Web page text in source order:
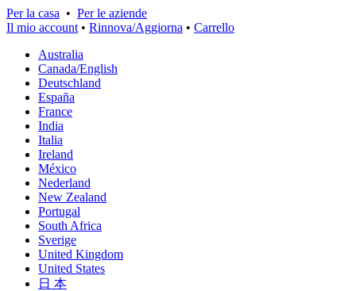
Per la casa • Per le aziende
Il mio account • Rinnova/Aggiorna • Carrello
Australia
Canada/English
Deutschland
España
France
India
Italia
Ireland
México
Nederland
New Zealand
Portugal
South Africa
Sverige
United Kingdom
United States
日 本